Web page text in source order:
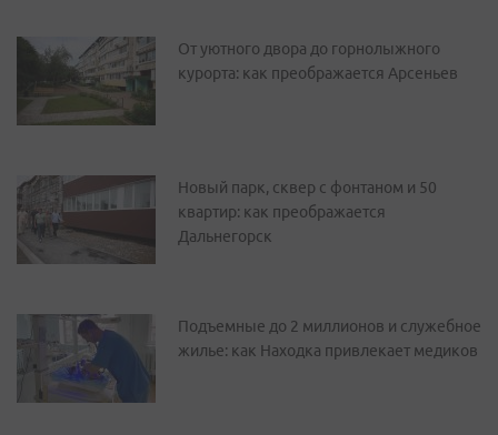
От уютного двора до горнолыжного
курорта: как преображается Арсеньев
Новый парк, сквер с фонтаном и 50
квартир: как преображается
Дальнегорск
Подъемные до 2 миллионов и служебное
жилье: как Находка привлекает медиков